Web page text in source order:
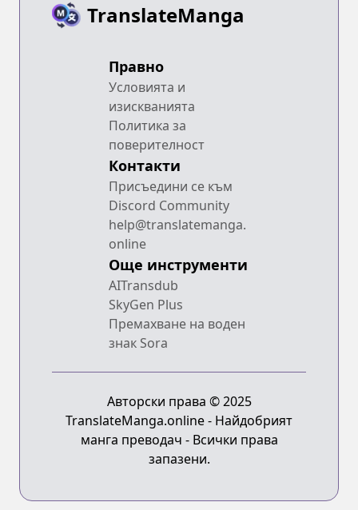
TranslateManga
Правно
Условията и
изискванията
Политика за
поверителност
Контакти
Присъедини се към
Discord Community
help@translatemanga.
online
Още инструменти
AITransdub
SkyGen Plus
Премахване на воден
знак Sora
Авторски права © 2025
TranslateManga.online - Найдобрият
манга преводач - Всички права
запазени.